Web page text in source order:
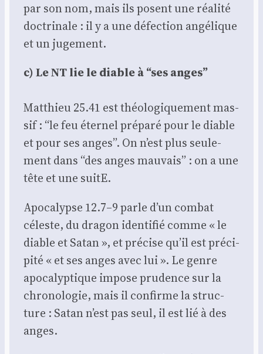
par son nom, mais ils posent une réa­li­té
doc­tri­nale : il y a une défec­tion angé­lique
et un juge­ment.
c) Le NT lie le diable à “ses anges”
Mat­thieu 25.41 est théo­lo­gi­que­ment mas­
sif : “le feu éter­nel pré­pa­ré pour le diable
et pour ses anges”. On n’est plus seule­
ment dans “des anges mau­vais” : on a une
tête et une suitE.
Apo­ca­lypse 12.7–9 parle d’un com­bat
céleste, du dra­gon iden­ti­fié comme « le
diable et Satan », et pré­cise qu’il est pré­ci­
pi­té « et ses anges avec lui ». Le genre
apo­ca­lyp­tique impose pru­dence sur la
chro­no­lo­gie, mais il confirme la struc­
ture : Satan n’est pas seul, il est lié à des
anges.